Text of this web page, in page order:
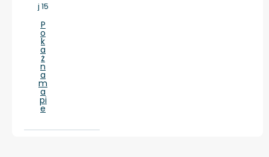
j 15
P
o
k
a
ż
n
a
m
a
pi
e